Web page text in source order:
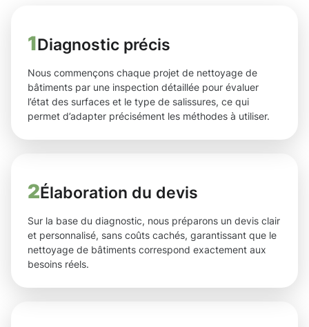
1Diagnostic précis
Nous commençons chaque projet de nettoyage de
bâtiments par une inspection détaillée pour évaluer
l’état des surfaces et le type de salissures, ce qui
permet d’adapter précisément les méthodes à utiliser.
2Élaboration du devis
Sur la base du diagnostic, nous préparons un devis clair
et personnalisé, sans coûts cachés, garantissant que le
nettoyage de bâtiments correspond exactement aux
besoins réels.